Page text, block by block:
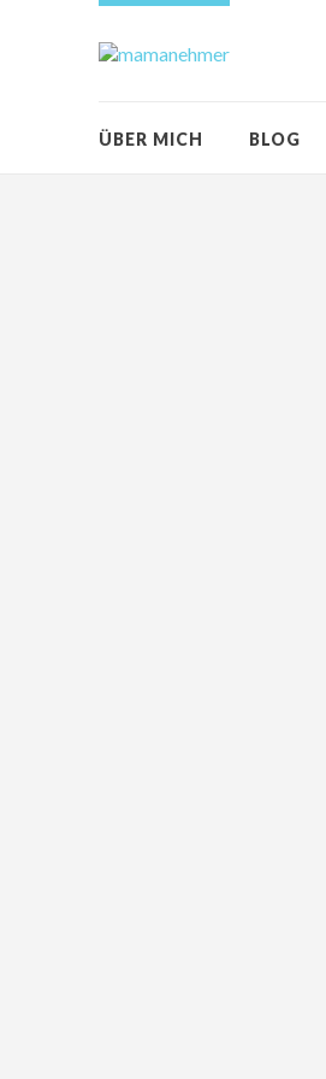
ÜBER MICH BLOG